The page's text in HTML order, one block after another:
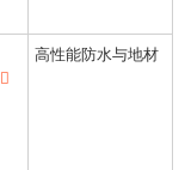
高性能防水与地材